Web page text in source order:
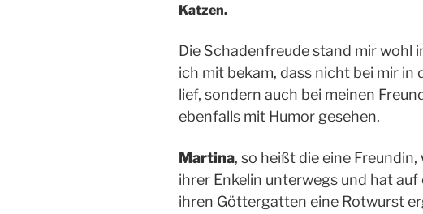
Katzen.
Die Schadenfreude stand mir wohl
ich mit bekam, dass nicht bei mir in
lief, sondern auch bei meinen
ebenfalls mit Humor gesehen.
Martina, so heißt die eine
ihrer Enkelin unterwegs und hat
ihren Göttergatten eine Rotwurst